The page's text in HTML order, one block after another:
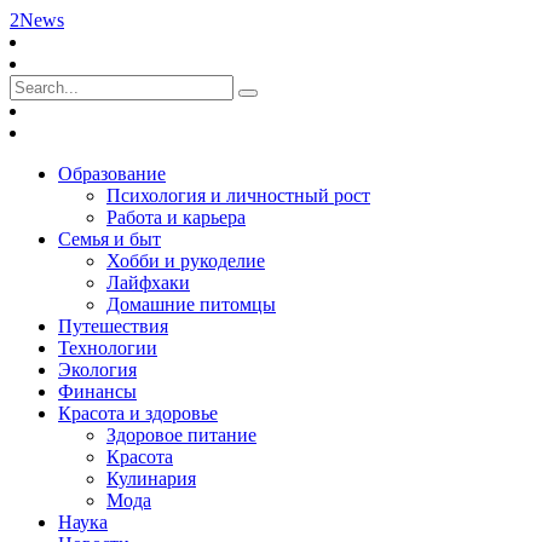
2News
Образование
Психология и личностный рост
Работа и карьера
Семья и быт
Хобби и рукоделие
Лайфхаки
Домашние питомцы
Путешествия
Технологии
Экология
Финансы
Красота и здоровье
Здоровое питание
Красота
Кулинария
Мода
Наука